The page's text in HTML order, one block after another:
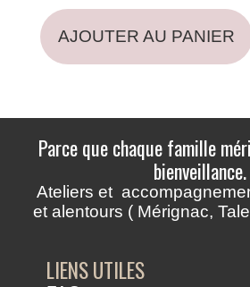
AJOUTER AU PANIER
Parce que chaque famille
bienveillance.
Ateliers et
et alentours ( Mérignac,
LIENS UTILES